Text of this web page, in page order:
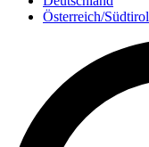
Österreich/Südtirol